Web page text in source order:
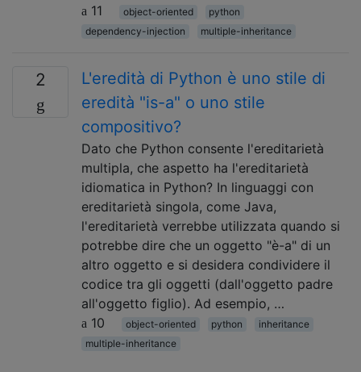
11
object-oriented
python
dependency-injection
multiple-inheritance
2
L'eredità di Python è uno stile di
eredità "is-a" o uno stile
compositivo?
Dato che Python consente l'ereditarietà
multipla, che aspetto ha l'ereditarietà
idiomatica in Python? In linguaggi con
ereditarietà singola, come Java,
l'ereditarietà verrebbe utilizzata quando si
potrebbe dire che un oggetto "è-a" di un
altro oggetto e si desidera condividere il
codice tra gli oggetti (dall'oggetto padre
all'oggetto figlio). Ad esempio, …
10
object-oriented python
inheritance
multiple-inheritance